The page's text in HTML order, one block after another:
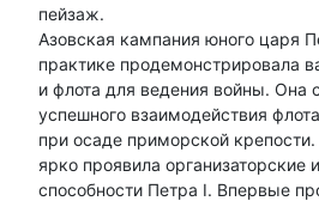
пейзаж.
Азовская кампания юного царя
практике продемонстрировала
и флота для ведения войны. Она
успешного взаимодействия
при осаде приморской
ярко проявила организаторские
способности Петра I. Впервые